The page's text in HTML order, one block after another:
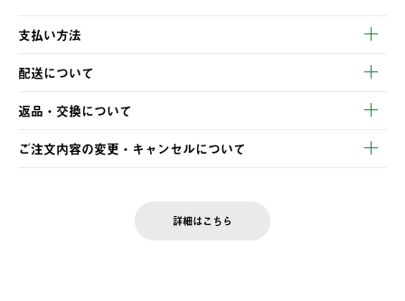
支払い方法
以下のいずれかの方法でお支払いいただけます。
・クレジットカード決済
・コンビニ決済
・Pay-easy決済
配送について
【発送スケジュール】
ご注文・ご入金完了より2営業日以内に商品を発送いたします。
土日祝の発送はございませんので、木曜日以降のご注文は週明け
の発送となる場合がございます。
返品・交換について
※お客様都合の場合
お客様都合の返品にかかる送料は、お客様ご負担とさせていただ
ご注文内容の変更・キャンセルについて
LOGOS FAMILY会員の方は、会員マイページ内 購入履歴画面に
詳細はこちら